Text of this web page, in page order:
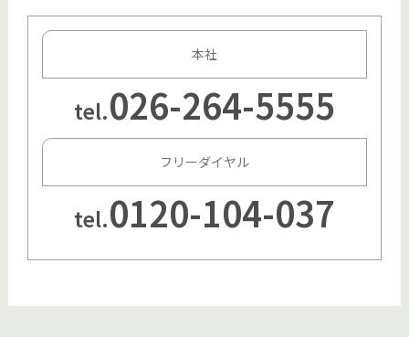
本社
tel.026-264-5555
フリーダイヤル
tel.0120-104-037